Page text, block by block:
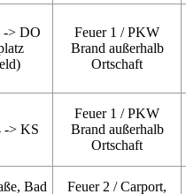
> DO
Feuer 1 / PKW
Brand außerhalb
Ortschaft
-> KS
Feuer 1 / PKW
Brand außerhalb
Ortschaft
Bad
Feuer 2 / Carport,